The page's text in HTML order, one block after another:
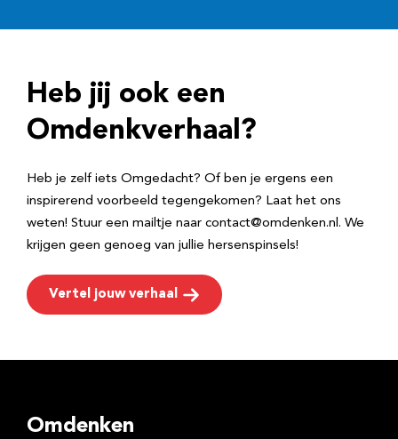
r
e
Heb jij ook een
Omdenkverhaal?
Heb je zelf iets Omgedacht? Of ben je ergens een
inspirerend voorbeeld tegengekomen? Laat het ons
weten! Stuur een mailtje naar contact@omdenken.nl. We
krijgen geen genoeg van jullie hersenspinsels!
Vertel jouw verhaal
Omdenken